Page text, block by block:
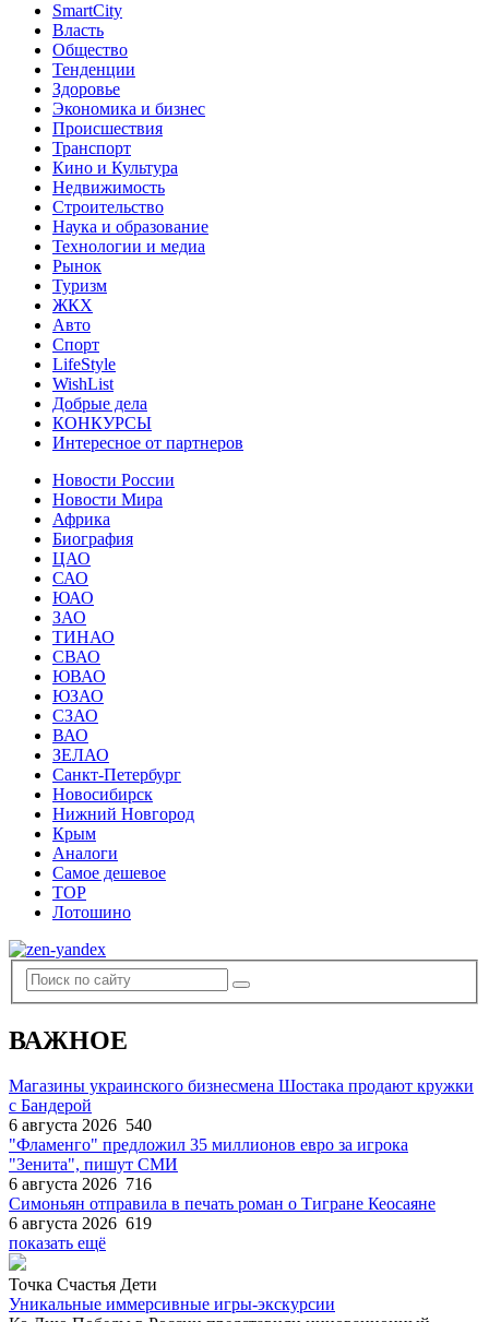
SmartCity
Власть
Общество
Тенденции
Здоровье
Экономика и бизнес
Происшествия
Транспорт
Кино и Культура
Недвижимость
Строительство
Наука и образование
Технологии и медиа
Рынок
Туризм
ЖКХ
Авто
Спорт
LifeStyle
WishList
Добрые дела
КОНКУРСЫ
Интересное от партнеров
Новости России
Новости Мира
Африка
Биография
ЦАО
САО
ЮАО
ЗАО
ТИНАО
СВАО
ЮВАО
ЮЗАО
СЗАО
ВАО
ЗЕЛАО
Санкт-Петербург
Новосибирск
Нижний Новгород
Крым
Аналоги
Самое дешевое
TOP
Лотошино
ВАЖНОЕ
Магазины украинского бизнесмена Шостака продают кружки
с Бандерой
6 августа 2026 540
"Фламенго" предложил 35 миллионов евро за игрока
"Зенита", пишут СМИ
6 августа 2026 716
Симоньян отправила в печать роман о Тигране Кеосаяне
6 августа 2026 619
показать ещё
Точка Счастья Дети
Уникальные иммерсивные игры-экскурсии